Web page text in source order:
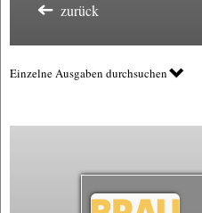
zurück
Einzelne Ausgaben durchsuchen